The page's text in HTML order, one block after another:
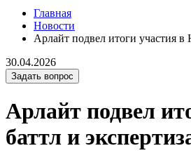
Главная
Новости
Арлайт подвел итоги участия
30.04.2026
Задать вопрос
Арлайт подвел
баттл и